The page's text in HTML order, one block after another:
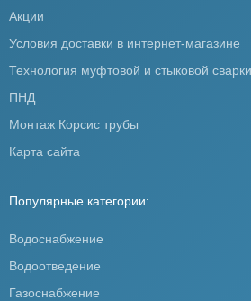
Акции
Условия доставки в интернет-магазине
Технология муфтовой и стыковой
ПНД
Монтаж Корсис трубы
Карта сайта
Популярные категории:
Водоснабжение
Водоотведение
Газоснабжение